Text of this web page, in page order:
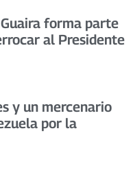
forma parte
al Presidente
y un mercenario
por la